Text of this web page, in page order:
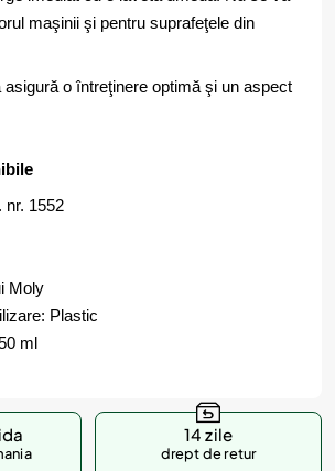
maşinii şi pentru suprafeţele din
asigură o întreţinere optimă şi un aspect
1552
Moly
Plastic
ml
14 zile
drept de retur